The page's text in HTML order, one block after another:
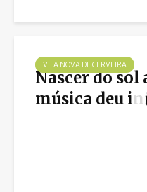
VILA NOVA DE CERVEIRA
Nascer do sol
música deu